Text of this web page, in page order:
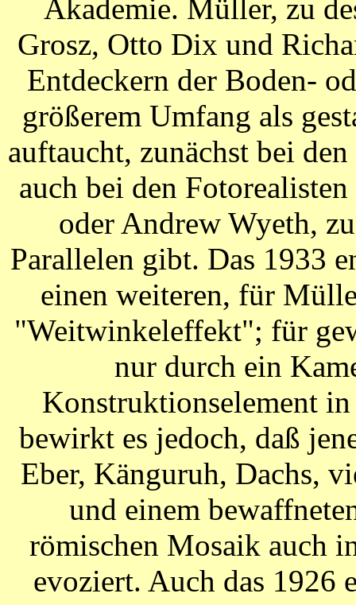
Akademie. Müller, zu
Grosz, Otto Dix und
Entdeckern der Boden-
größerem Umfang als
auftaucht, zunächst bei
auch bei den
oder Andrew Wyeth,
Parallelen gibt. Das 1933
einen weiteren, für
"Weitwinkeleffekt"; für
nur durch ein
Konstruktionselement
bewirkt es jedoch, daß
Eber, Känguruh, Dachs,
und einem
römischen Mosaik auch
evoziert. Auch das 1926